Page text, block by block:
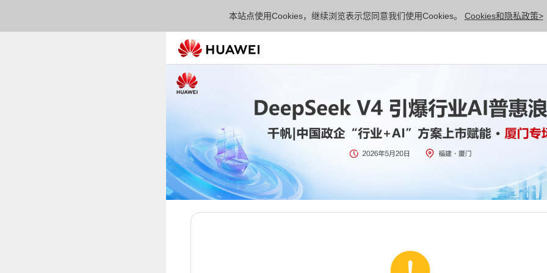
本站点使用Cookies，继续浏览表示您同意我们使用Cookies。 Cookies和隐私政策>